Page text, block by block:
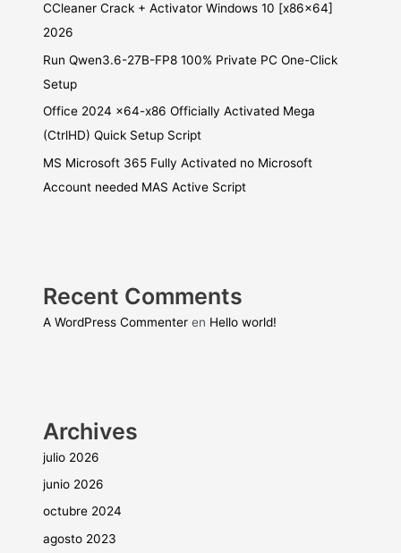
CCleaner Crack + Activator Windows 10 [x86x64]
2026
Run Qwen3.6-27B-FP8 100% Private PC One-Click
Setup
Office 2024 x64-x86 Officially Activated Mega
(CtrlHD) Quick Setup Script
MS Microsoft 365 Fully Activated no Microsoft
Account needed MAS Active Script
Recent Comments
A WordPress Commenter en Hello world!
Archives
julio 2026
junio 2026
octubre 2024
agosto 2023